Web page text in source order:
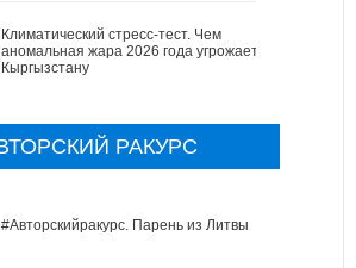
Климатический стресс-тест. Чем
аномальная жара 2026 года угрожает
Кыргызстану
РАКУРС
#Авторскийракурс. Парень из Литвы